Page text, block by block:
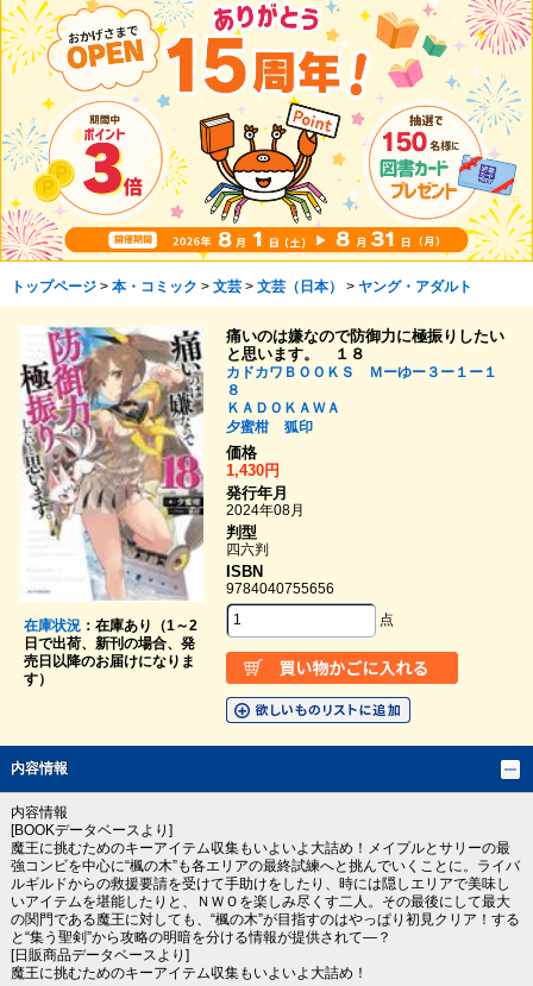
トップページ> 本・コミック > 文芸> 文芸（日本） > ヤング・アダルト
在庫状況：在庫あり（1～2
日で出荷、新刊の場合、発
売日以降のお届けになりま
す）
痛いのは嫌なので防御力に極振りしたい
と思います。 １８
カドカワＢＯＯＫＳ Ｍーゆー３ー１ー１
８
ＫＡＤＯＫＡＷＡ
夕蜜柑
狐印
価格
1,430円
発行年月
2024年08月
判型
四六判
ISBN
9784040755656
点
内容情報
内容情報
[BOOKデータベースより]
魔王に挑むためのキーアイテム収集もいよいよ大詰め！メイプルとサリーの最
強コンビを中心に“楓の木”も各エリアの最終試練へと挑んでいくことに。ライバ
ルギルドからの救援要請を受けて手助けをしたり、時には隠しエリアで美味し
いアイテムを堪能したりと、ＮＷＯを楽しみ尽くす二人。その最後にして最大
の関門である魔王に対しても、“楓の木”が目指すのはやっぱり初見クリア！する
と“集う聖剣”から攻略の明暗を分ける情報が提供されて―？
[日販商品データベースより]
魔王に挑むためのキーアイテム収集もいよいよ大詰め！